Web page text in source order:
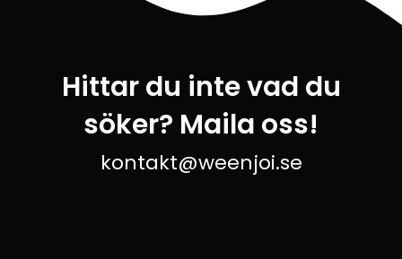
Hittar du inte vad du
söker? Maila oss!
kontakt@weenjoi.se